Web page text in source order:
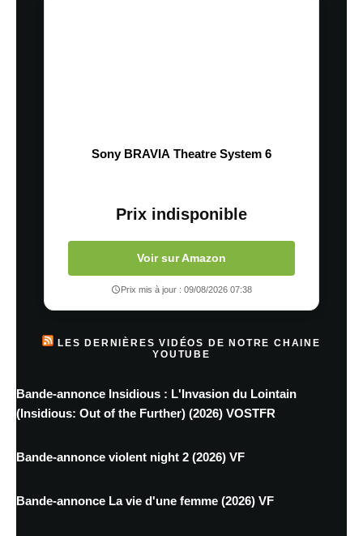
Sony BRAVIA Theatre System 6
Prix indisponible
Voir sur Amazon
Prix mis à jour : 09/08/2026 07:38
LES DERNIÈRES VIDÉOS DE NOTRE CHAINE
YOUTUBE
Bande-annonce Insidious : L'Invasion du Lointain
(Insidious: Out of the Further) (2026) VOSTFR
Bande-annonce violent night 2 (2026) VF
Bande-annonce La vie d'une femme (2026) VF